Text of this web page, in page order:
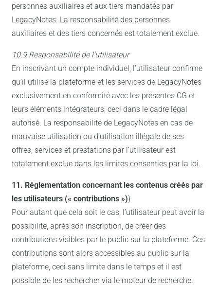
personnes auxiliaires et aux tiers mandatés par
LegacyNotes. La responsabilité des personnes
auxiliaires et des tiers concernés est totalement exclue.
10.9 Responsabilité de l’utilisateur
En inscrivant un compte individuel, l’utilisateur confirme
qu’il utilise la plateforme et les services de LegacyNotes
exclusivement en conformité avec les présentes CG et
leurs éléments intégrateurs, ceci dans le cadre légal
autorisé. La responsabilité de LegacyNotes en cas de
mauvaise utilisation ou d’utilisation illégale de ses
offres, services et prestations par l’utilisateur est
totalement exclue dans les limites consenties par la loi.
11. Réglementation concernant les contenus créés par
les utilisateurs (« contributions »))
Pour autant que cela soit le cas, l’utilisateur peut avoir la
possibilité, après son inscription, de créer des
contributions visibles par le public sur la plateforme. Ces
contributions sont alors accessibles au public sur la
plateforme, ceci sans limite dans le temps et il est
possible de les rechercher via le moteur de recherche.